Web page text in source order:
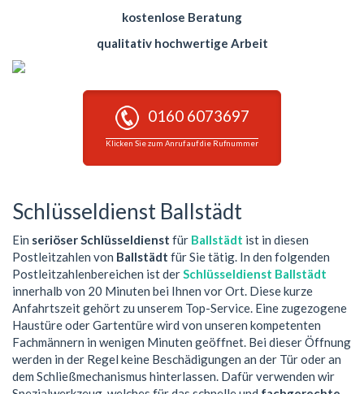
kostenlose Beratung
qualitativ hochwertige Arbeit
0160 6073697
Klicken Sie zum Anruf auf die Rufnummer
Schlüsseldienst Ballstädt
Ein seriöser Schlüsseldienst für Ballstädt ist in diesen
Postleitzahlen von Ballstädt für Sie tätig. In den folgenden
Postleitzahlenbereichen ist derSchlüsseldienst Ballstädt
innerhalb von 20 Minuten bei Ihnen vor Ort. Diese kurze
Anfahrtszeit gehört zu unserem Top-Service. Eine zugezogene
Haustüre oder Gartentüre wird von unseren kompetenten
Fachmännern in wenigen Minuten geöffnet. Bei dieser Öffnung
werden in der Regel keine Beschädigungen an der Tür oder an
dem Schließmechanismus hinterlassen. Dafür verwenden wir